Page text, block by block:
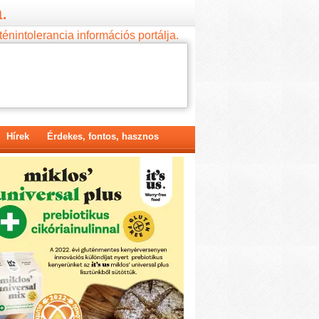
információs portálja.
Hírek Érdekes, fontos, hasznos